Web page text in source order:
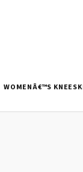
WOMENÂ€™S